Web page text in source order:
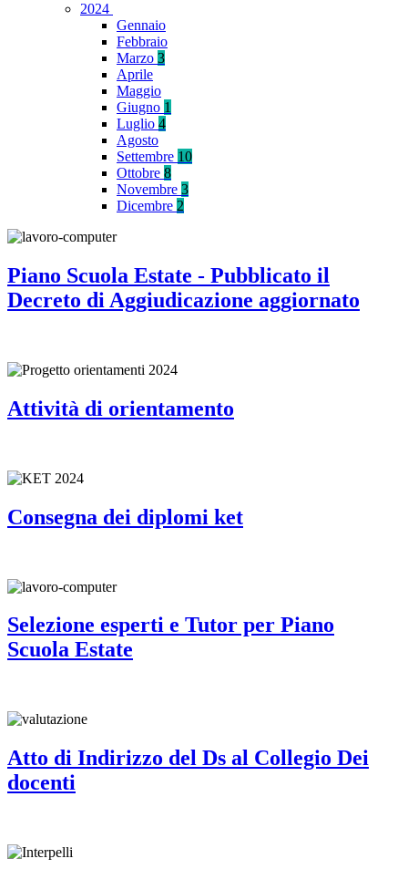
2024
Gennaio
Febbraio
Marzo 3
Aprile
Maggio
Giugno 1
Luglio 4
Agosto
Settembre 10
Ottobre 8
Novembre 3
Dicembre 2
Piano Scuola Estate - Pubblicato il
Decreto di Aggiudicazione aggiornato
Attività di orientamento
Consegna dei diplomi ket
Selezione esperti e Tutor per Piano
Scuola Estate
Atto di Indirizzo del Ds al Collegio Dei
docenti